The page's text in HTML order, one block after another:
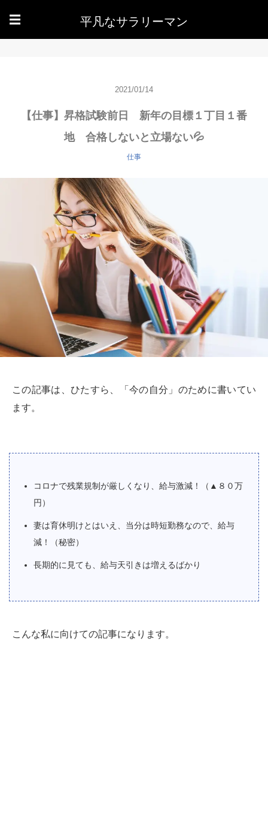
☰ 平凡なサラリーマン
2021/01/14
【仕事】昇格試験前日 新年の目標１丁目１番
地 合格しないと立場ない💦
仕事
この記事は、ひたすら、「今の自分」のために書いてい
ます。
コロナで残業規制が厳しくなり、給与激減！（▲８０万
円）
妻は育休明けとはいえ、当分は時短勤務なので、給与
減！（秘密）
長期的に見ても、給与天引きは増えるばかり
こんな私に向けての記事になります。